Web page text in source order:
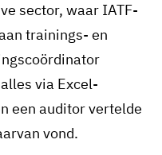
sector, waar IATF-
trainings- en
via Excel-
een auditor vertelde
vond.